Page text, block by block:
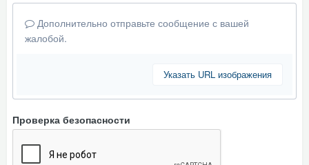
Дополнительно отправьте сообщение с вашей
жалобой.
Указать URL изображения
Проверка безопасности